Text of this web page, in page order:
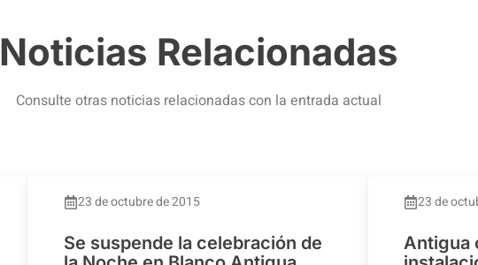
Noticias Relacionadas
Consulte otras noticias relacionadas con la entrada actual
23 de octubre de 2015
Se suspende la celebración de
23 de
Antigua